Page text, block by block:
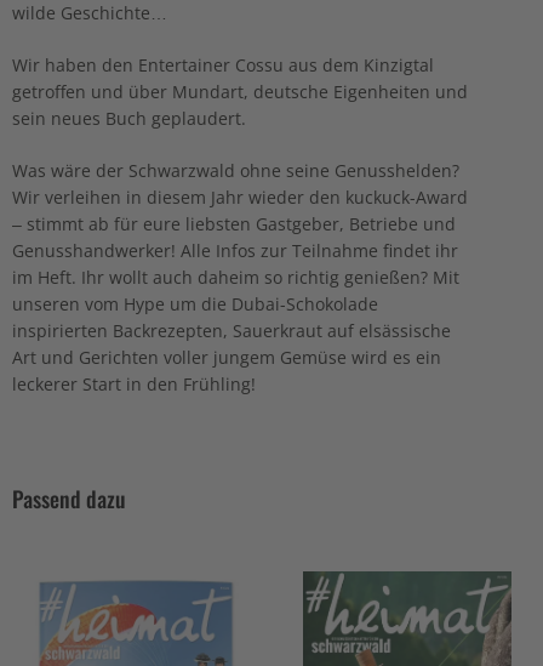
wilde Geschichte…
Wir haben den Entertainer Cossu aus dem Kinzigtal
getroffen und über Mundart, deutsche Eigenheiten und
sein neues Buch geplaudert.
Was wäre der Schwarzwald ohne seine Genusshelden?
Wir verleihen in diesem Jahr wieder den kuckuck-Award
– stimmt ab für eure liebsten Gastgeber, Betriebe und
Genusshandwerker! Alle Infos zur Teilnahme findet ihr
im Heft. Ihr wollt auch daheim so richtig genießen? Mit
unseren vom Hype um die Dubai-Schokolade
inspirierten Backrezepten, Sauerkraut auf elsässische
Art und Gerichten voller jungem Gemüse wird es ein
leckerer Start in den Frühling!
Passend dazu